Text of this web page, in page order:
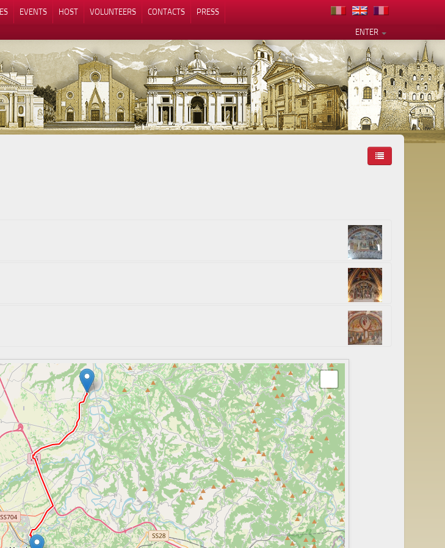
EVENTS HOST VOLUNTEERS CONTACTS
PRESS
ENTER
Mondovì, Cuneo, Italy
piemontesi: un Cristo Pantocratore, gli Apostoli ed gli